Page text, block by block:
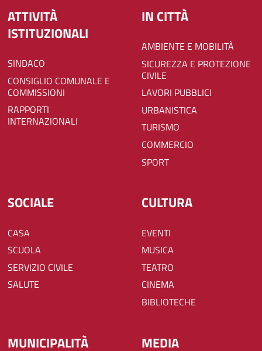
ATTIVITÀ
ISTITUZIONALI
SINDACO
CONSIGLIO COMUNALE E
COMMISSIONI
RAPPORTI
INTERNAZIONALI
IN CITTÀ
AMBIENTE E MOBILITÀ
SICUREZZA E PROTEZIONE
CIVILE
LAVORI PUBBLICI
URBANISTICA
TURISMO
COMMERCIO
SPORT
SOCIALE
CASA
SCUOLA
SERVIZIO CIVILE
SALUTE
CULTURA
EVENTI
MUSICA
TEATRO
CINEMA
BIBLIOTECHE
MUNICIPALITÀ MEDIA